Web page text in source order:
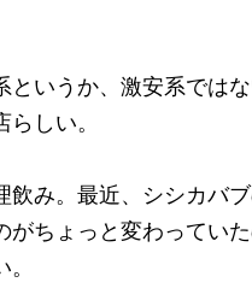
というか、激安系では
しい。
飲み。最近、シシカバ
がちょっと変わってい